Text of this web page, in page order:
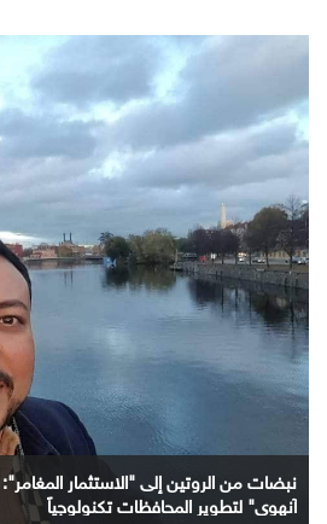
نبضات من الروتين إلى "الاستثمار
آنهوي" لتطوير المحافظات تكنولوجياً